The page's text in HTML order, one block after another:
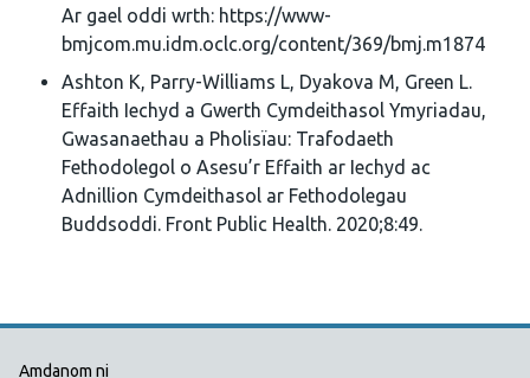
Ar gael oddi wrth: https://www-
bmjcom.mu.idm.oclc.org/content/369/bmj.m1874
Ashton K, Parry-Williams L, Dyakova M, Green L.
Effaith Iechyd a Gwerth Cymdeithasol Ymyriadau,
Gwasanaethau a Pholisïau: Trafodaeth
Fethodolegol o Asesu’r Effaith ar Iechyd ac
Adnillion Cymdeithasol ar Fethodolegau
Buddsoddi. Front Public Health. 2020;8:49.
Amdanom ni